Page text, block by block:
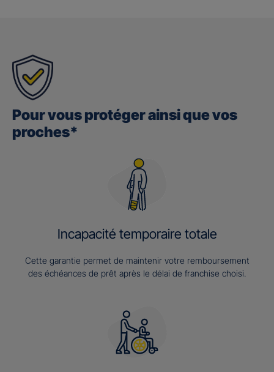
Pour vous protéger ainsi que vos
proches*
Incapacité temporaire totale
Cette garantie permet de maintenir votre remboursement
des échéances de prêt après le délai de franchise choisi.